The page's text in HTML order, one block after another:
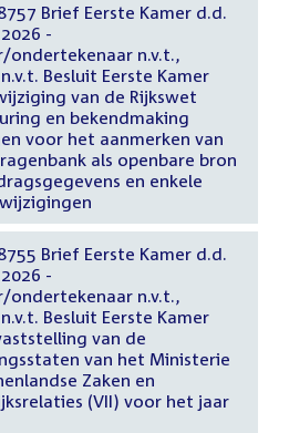
Brief Eerste Kamer d.d.
-
ondertekenaar n.v.t.,
Besluit Eerste Kamer
van de Rijkswet
en bekendmaking
voor het aanmerken van
als openbare bron
en enkele
Brief Eerste Kamer d.d.
-
ondertekenaar n.v.t.,
Besluit Eerste Kamer
van de
van het Ministerie
Zaken en
(VII) voor het jaar